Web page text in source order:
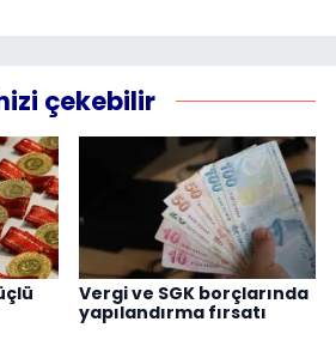
çekebilir
Vergi ve SGK borçlarında
yapılandırma fırsatı